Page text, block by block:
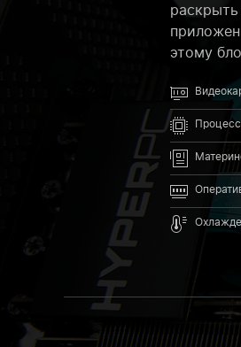
этому